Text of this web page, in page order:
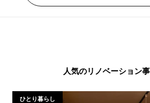
人気のリノベーション
ひとり暮らし